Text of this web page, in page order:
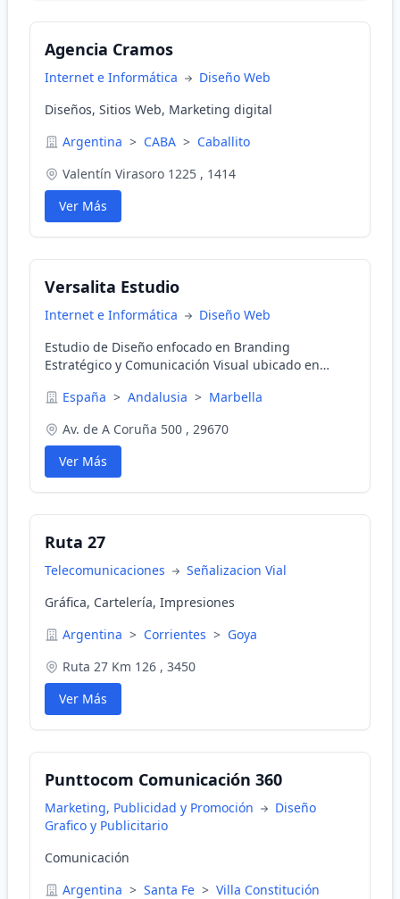
Agencia Cramos
Internet e Informática
Diseño Web
Diseños, Sitios Web, Marketing digital
Argentina > CABA > Caballito
Valentín Virasoro 1225 , 1414
Ver Más
Versalita Estudio
Internet e Informática
Diseño Web
Estudio de Diseño enfocado en Branding
Estratégico y Comunicación Visual ubicado en
España > Andalusia > Marbella
Av. de A Coruña 500 , 29670
Ver Más
Ruta 27
Telecomunicaciones
Señalizacion Vial
Gráfica, Cartelería, Impresiones
Argentina > Corrientes > Goya
Ruta 27 Km 126 , 3450
Ver Más
Punttocom Comunicación 360
Marketing, Publicidad y Promoción
Diseño
Grafico y Publicitario
Comunicación
Argentina > Santa Fe > Villa Constitución